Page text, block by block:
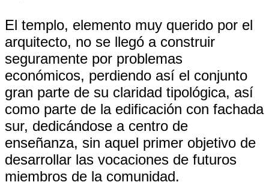
El templo, elemento muy querido por el
arquitecto, no se llegó a construir
seguramente por problemas
económicos, perdiendo así el conjunto
gran parte de su claridad tipológica, así
como parte de la edificación con fachada
sur, dedicándose a centro de
enseñanza, sin aquel primer objetivo de
desarrollar las vocaciones de futuros
miembros de la comunidad.